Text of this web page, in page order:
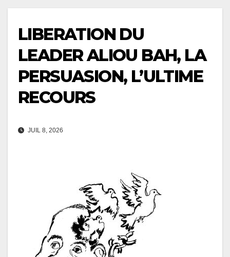
LIBERATION DU
LEADER ALIOU BAH, LA
PERSUASION, L’ULTIME
RECOURS
JUIL 8, 2026